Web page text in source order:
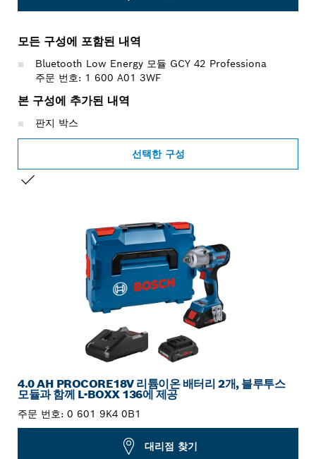
모든 구성에 포함된 내역
Bluetooth Low Energy 모듈 GCY 42 Professiona
주문 번호: 1 600 A01 3WF
본 구성에 추가된 내역
판지 박스
선택한 구성
4.0 AH PROCORE18V 리튬이온 배터리 2개, 블루투스
모듈과 함께 L-BOXX 136에 제공
주문 번호: 0 601 9K4 0B1
대리점 찾기